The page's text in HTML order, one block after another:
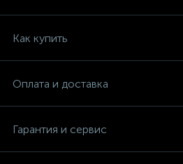
Как купить
Оплата и доставка
Гарантия и сервис